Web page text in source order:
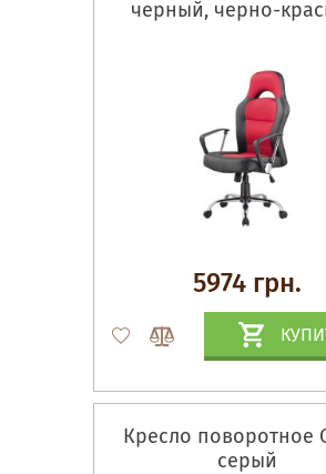
черный, черно-
5974 грн.
Кресло поворотное
серый